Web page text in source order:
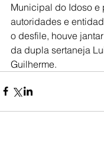
Municipal do Idoso
autoridades e
o desfile, houve
da dupla sertaneja
Guilherme.